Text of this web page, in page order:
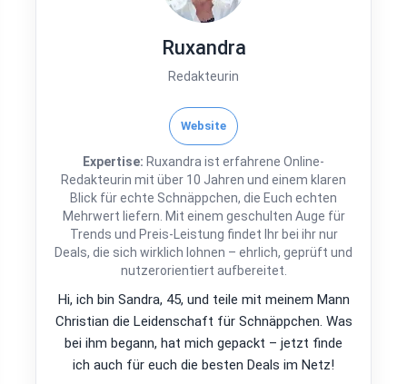
Ruxandra
Redakteurin
Website
Expertise: Ruxandra ist erfahrene Online-
Redakteurin mit über 10 Jahren und einem klaren
Blick für echte Schnäppchen, die Euch echten
Mehrwert liefern. Mit einem geschulten Auge für
Trends und Preis-Leistung findet Ihr bei ihr nur
Deals, die sich wirklich lohnen – ehrlich, geprüft und
nutzerorientiert aufbereitet.
Hi, ich bin Sandra, 45, und teile mit meinem Mann
Christian die Leidenschaft für Schnäppchen. Was
bei ihm begann, hat mich gepackt – jetzt finde
ich auch für euch die besten Deals im Netz!